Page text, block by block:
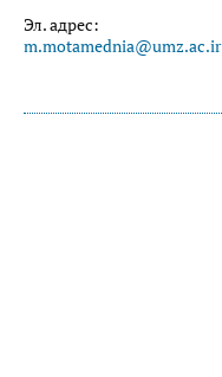
Эл. адрес:
m.motamednia@umz.ac.ir